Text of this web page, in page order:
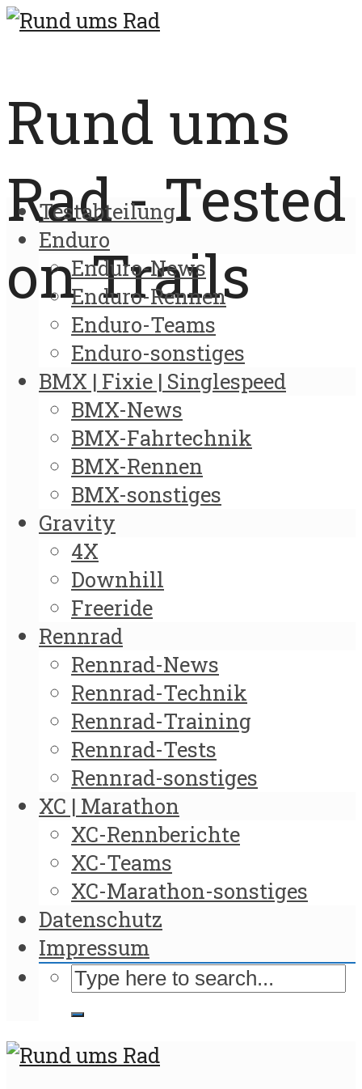
Rund ums
Rad - Tested
on Trails
Testabteilung
Enduro
Enduro-News
Enduro-Rennen
Enduro-Teams
Enduro-sonstiges
BMX | Fixie | Singlespeed
BMX-News
BMX-Fahrtechnik
BMX-Rennen
BMX-sonstiges
Gravity
4X
Downhill
Freeride
Rennrad
Rennrad-News
Rennrad-Technik
Rennrad-Training
Rennrad-Tests
Rennrad-sonstiges
XC | Marathon
XC-Rennberichte
XC-Teams
XC-Marathon-sonstiges
Datenschutz
Impressum